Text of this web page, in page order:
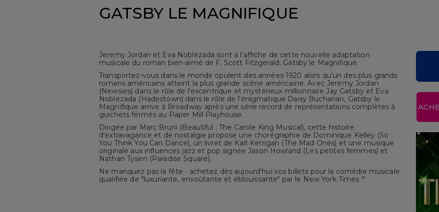
GATSBY LE MAGNIFIQUE
Jeremy Jordan et Eva Noblezada sont à l'affiche de cette nouvelle adaptation
musicale du roman bien-aimé de F. Scott Fitzgerald, Gatsby le Magnifique.
Transportez-vous dans le monde opulent des années 1920 alors qu'un des plus grands
romans américains atteint la plus grande scène américaine. Avec Jeremy Jordan
(Newsies) dans le rôle de l'excentrique et mystérieux millionnaire Jay Gatsby et Eva
Noblezada (Hadestown) dans le rôle de l'énigmatique Daisy Buchanan, Gatsby le
Magnifique arrive à Broadway après une série record de représentations complètes à
guichets fermés au Paper Mill Playhouse.
Dirigée par Marc Bruni (Beautiful : The Carole King Musical), cette histoire
d'extravagance et de nostalgie propose une chorégraphie de Dominique Kelley (So
You Think You Can Dance), un livret de Kait Kerrigan (The Mad Ones) et une musique
originale aux influences jazz et pop signée Jason Howland (Les petites femmes) et
Nathan Tysen (Paradise Square).
Ne manquez pas la fête - achetez dès aujourd'hui vos billets pour la comédie musicale
qualifiée de "luxuriante, envoûtante et éblouissante" par le New York Times !"